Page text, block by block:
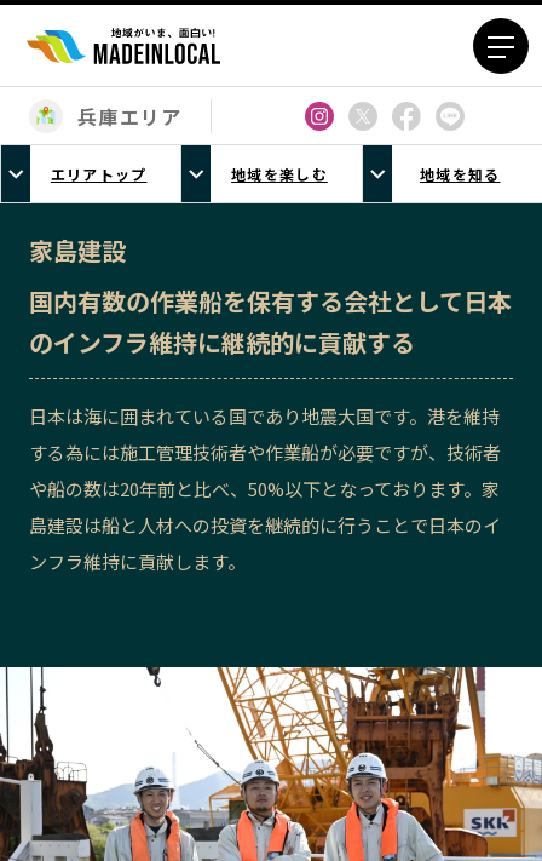
エリアから探す
北海道エリア
青森エリア
岩手エリア
福島エリア
茨城エリア
栃木エリア
群馬エリア
埼玉エリア
千葉エリア
東京23区エリア
多摩エリア
神奈川エリア
新潟エリア
富山エリア
石川エリア
福井エリア
山梨エリア
長野エリア
大阪市エリア
堺・泉州エリア
河内エリア
兵庫エリア
奈良エリア
和歌山エリア
鳥取エリア
島根エリア
兵庫エリア
エリアトップ 地域を楽しむ 地域を知る
家島建設
国内有数の作業船を保有する会社として日本
のインフラ維持に継続的に貢献する
日本は海に囲まれている国であり地震大国です。港を維持
する為には施工管理技術者や作業船が必要ですが、技術者
や船の数は20年前と比べ、50%以下となっております。家
島建設は船と人材への投資を継続的に行うことで日本のイ
ンフラ維持に貢献します。